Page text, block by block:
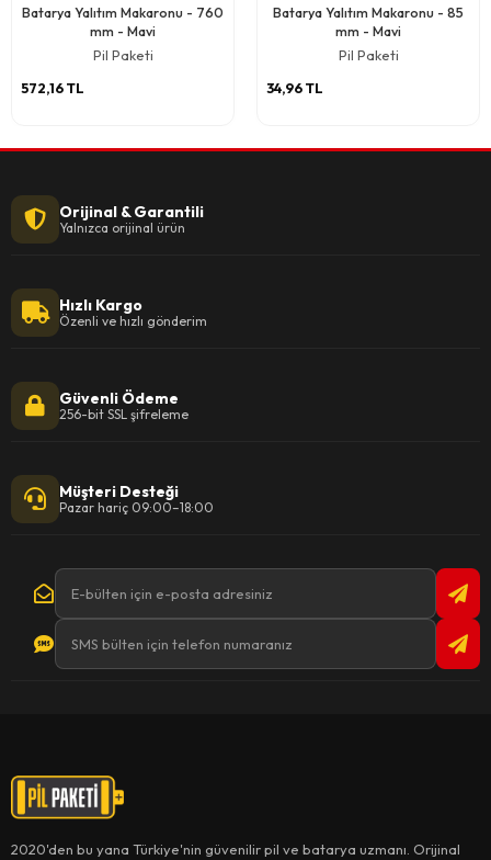
Batarya Yalıtım Makaronu - 760
mm - Mavi
Pil Paketi
572,16 TL
Batarya Yalıtım Makaronu - 85
mm - Mavi
Pil Paketi
34,96 TL
Orijinal & Garantili
Yalnızca orijinal ürün
Hızlı Kargo
Özenli ve hızlı gönderim
Güvenli Ödeme
256-bit SSL şifreleme
Müşteri Desteği
Pazar hariç 09:00–18:00
2020'den bu yana Türkiye'nin güvenilir pil ve batarya uzmanı. Orijinal